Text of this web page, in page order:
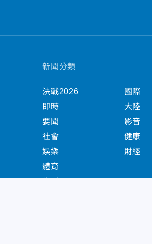
新聞分類
決戰2026
即時
要聞
社會
娛樂
體育
國際
大陸
影音
健康
財經